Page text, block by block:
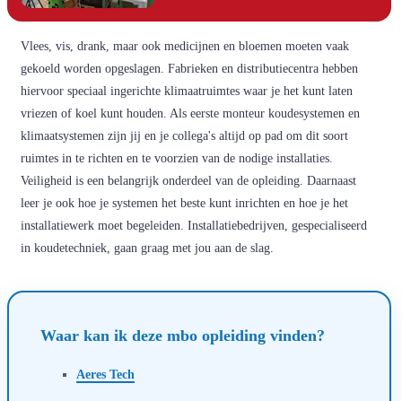
Vlees, vis, drank, maar ook medicijnen en bloemen moeten vaak
gekoeld worden opgeslagen. Fabrieken en distributiecentra hebben
hiervoor speciaal ingerichte klimaatruimtes waar je het kunt laten
vriezen of koel kunt houden. Als eerste monteur koudesystemen en
klimaatsystemen zijn jij en je collega's altijd op pad om dit soort
ruimtes in te richten en te voorzien van de nodige installaties.
Veiligheid is een belangrijk onderdeel van de opleiding. Daarnaast
leer je ook hoe je systemen het beste kunt inrichten en hoe je het
installatiewerk moet begeleiden. Installatiebedrijven, gespecialiseerd
in koudetechniek, gaan graag met jou aan de slag.
Waar kan ik deze mbo opleiding vinden?
Aeres Tech